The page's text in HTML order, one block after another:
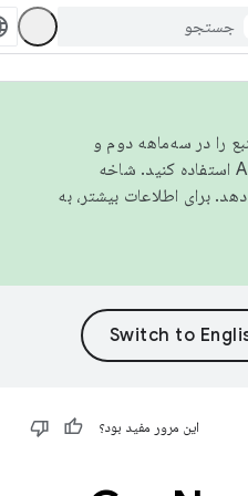
را در سه‌ماهه دوم و
استفاده کنید. شاخه
این مرور مفید بود؟